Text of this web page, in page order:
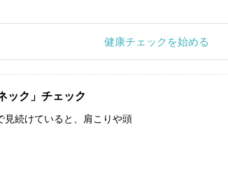
健康チェックを始める
ック」チェック
見続けていると、肩こりや頭